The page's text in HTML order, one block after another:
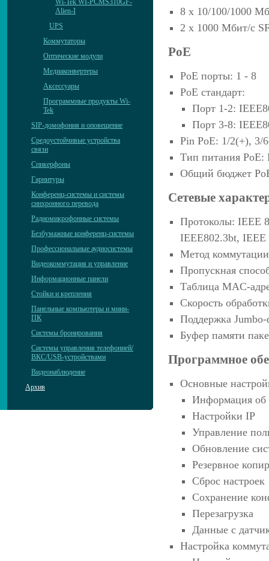
Wi-Tek WI-PCMS310GF-
Alien-I
UPS
Коммутаторы
Оптические модули
Медиаконвертеры
Аксессуары
Программные продукты Wi-
Tek
SIP-домофония и оповещение
Средоустойчивые устройства
связи
Спикерфоны
Гарнитуры
Конференц-системы и системы
синхронного перевода
Радиомикрофонные системы
Безбумажные конференц-системы
Профессиональные аудиосистемы
Видеокоммутация и управление
Информационные панели
Стойки и крепления
Панельные компьютеры и мини-
ПК
Системы бронирования
Системы управления телефонией/
ВКС/USB-устройствами
Видеонаблюдение
Архив
8 х 10/100/1000
2 х 1000 Мбит/с
PoE
PoE порты: 1 - 8
PoE стандарт:
Порт 1-2:
Порт 3-8:
Pin PoE: 1/2(+), 3/
Тип питания PoE:
Общий бюджет
Сетевые
Протоколы: IEEE
IEEE802.3bt,
Метод
Пропускная
Таблица MAC-
Скорость
Поддержка
Буфер памяти
Программное
Основные
Информация об
Настройки IP
Управление
Обновление
Резервное
Сброс настроек
Сохранение
Перезагрузка
Данные с
Настройка